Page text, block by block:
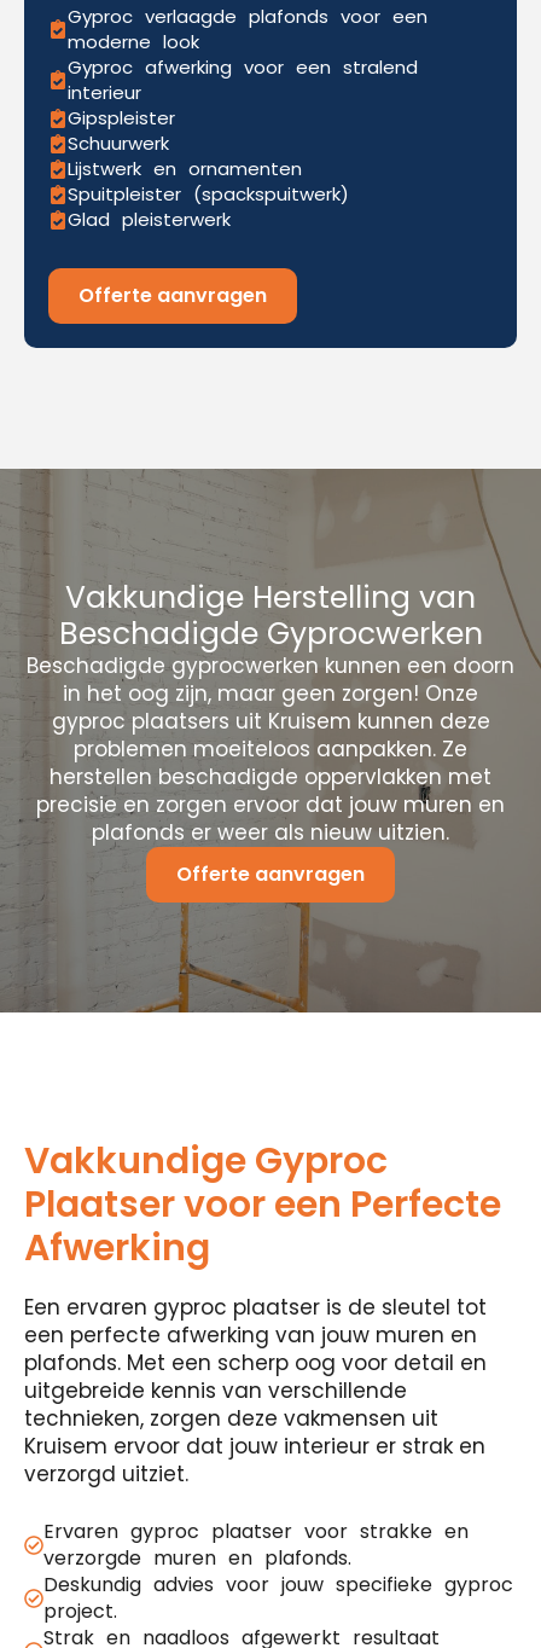
Gyproc verlaagde plafonds voor een
moderne look
Gyproc afwerking voor een stralend
interieur
Gipspleister
Schuurwerk
Lijstwerk en ornamenten
Spuitpleister (spackspuitwerk)
Glad pleisterwerk
Offerte aanvragen
Vakkundige Herstelling van
Beschadigde Gyprocwerken
Beschadigde gyprocwerken kunnen een doorn
in het oog zijn, maar geen zorgen! Onze
gyproc plaatsers uit Kruisem kunnen deze
problemen moeiteloos aanpakken. Ze
herstellen beschadigde oppervlakken met
precisie en zorgen ervoor dat jouw muren en
plafonds er weer als nieuw uitzien.
Offerte aanvragen
Vakkundige Gyproc
Plaatser voor een Perfecte
Afwerking
Een ervaren gyproc plaatser is de sleutel tot
een perfecte afwerking van jouw muren en
plafonds. Met een scherp oog voor detail en
uitgebreide kennis van verschillende
technieken, zorgen deze vakmensen uit
Kruisem ervoor dat jouw interieur er strak en
verzorgd uitziet.
Ervaren gyproc plaatser voor strakke en
verzorgde muren en plafonds.
Deskundig advies voor jouw specifieke gyproc
project.
Strak en naadloos afgewerkt resultaat